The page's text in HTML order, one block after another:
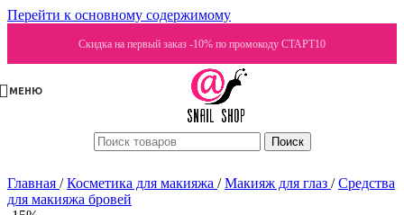
Перейти к основному содержимому
Скидка на первый заказ -10% по промокоду СТАРТ10
МЕНЮ
Поиск
Главная / Косметика для макияжа / Макияж для глаз / Средства
для макияжа бровей